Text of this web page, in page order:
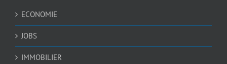
ECONOMIE
JOBS
IMMOBILIER